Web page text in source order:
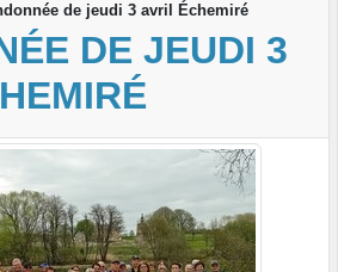
de jeudi 3 avril Échemiré
DE JEUDI 3